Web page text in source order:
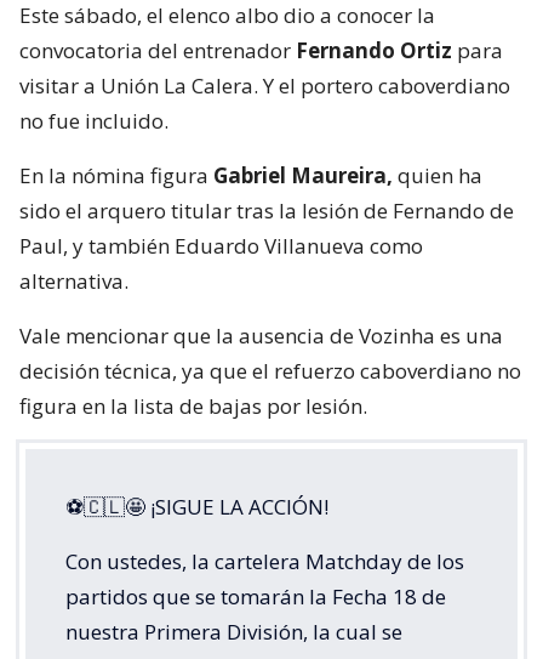
Este sábado, el elenco albo dio a conocer la
convocatoria del entrenador Fernando Ortiz para
visitar a Unión La Calera. Y el portero caboverdiano
no fue incluido.
En la nómina figura Gabriel Maureira, quien ha
sido el arquero titular tras la lesión de Fernando de
Paul, y también Eduardo Villanueva como
alternativa.
Vale mencionar que la ausencia de Vozinha es una
decisión técnica, ya que el refuerzo caboverdiano no
figura en la lista de bajas por lesión.
⚽🇨🇱🤩 ¡SIGUE LA ACCIÓN!
Con ustedes, la cartelera Matchday de los
partidos que se tomarán la Fecha 18 de
nuestra Primera División, la cual se